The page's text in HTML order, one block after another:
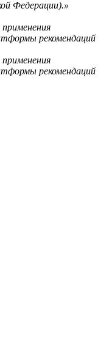
Федерации).»
рекомендаций
рекомендаций